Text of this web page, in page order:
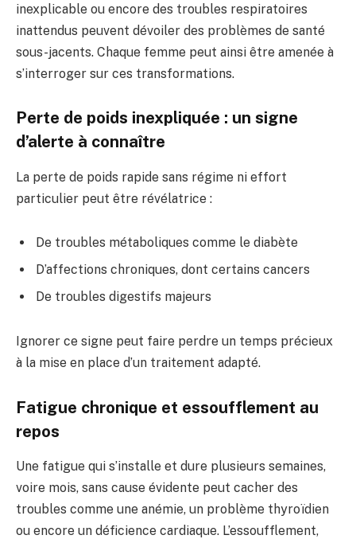
inexplicable ou encore des troubles respiratoires
inattendus peuvent dévoiler des problèmes de santé
sous-jacents. Chaque femme peut ainsi être amenée à
s’interroger sur ces transformations.
Perte de poids inexpliquée : un signe
d’alerte à connaître
La perte de poids rapide sans régime ni effort
particulier peut être révélatrice :
De troubles métaboliques comme le diabète
D’affections chroniques, dont certains cancers
De troubles digestifs majeurs
Ignorer ce signe peut faire perdre un temps précieux
à la mise en place d’un traitement adapté.
Fatigue chronique et essoufflement au
repos
Une fatigue qui s’installe et dure plusieurs semaines,
voire mois, sans cause évidente peut cacher des
troubles comme une anémie, un problème thyroïdien
ou encore un déficience cardiaque. L’essoufflement,